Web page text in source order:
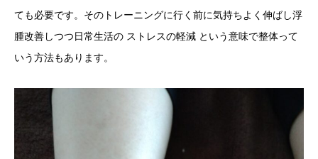
ても必要です。そのトレーニングに行く前に気持ちよく伸ばし浮
腫改善しつつ日常生活の ストレスの軽減 という意味で整体って
いう方法もあります。